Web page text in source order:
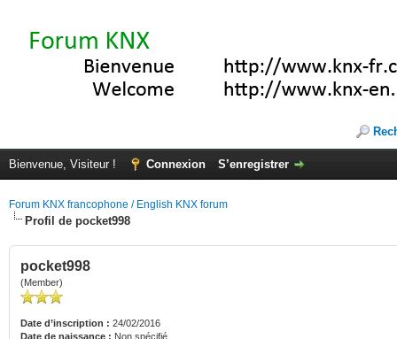
Bienvenue, Visiteur ! Connexion S’enregistrer
Forum KNX francophone / English KNX forum
Profil de pocket998
pocket998
(Member)
Date d’inscription : 24/02/2016
Date de naissance : Non spécifié